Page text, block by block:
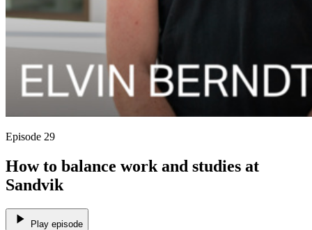
Episode 29
How to balance work and studies at
Sandvik
Play episode